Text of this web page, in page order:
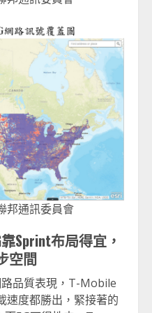
邦通訊委員會
Sprint布局得宜，
空間
品質表現，T-Mobile
速度都勝出，緊接著的